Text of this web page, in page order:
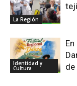
La Región
Identidad y
Cultura
de